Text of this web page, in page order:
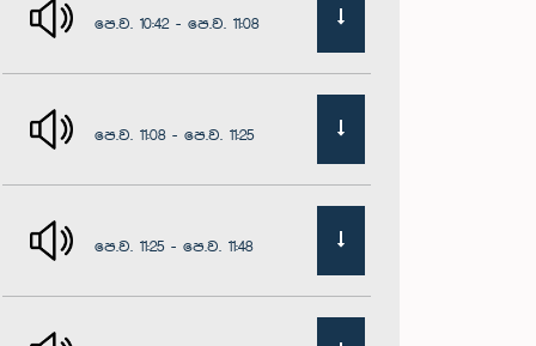
පෙ.ව. 10:42 - පෙ.ව. 11:08
පෙ.ව. 11:08 - පෙ.ව. 11:25
පෙ.ව. 11:25 - පෙ.ව. 11:48